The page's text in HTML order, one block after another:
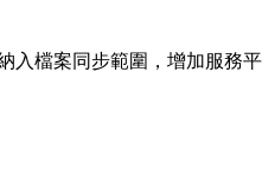
入檔案同步範圍，增加服務